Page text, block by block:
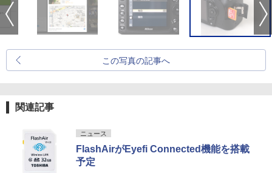
この写真の記事へ
関連記事
ニュース
FlashAirがEyefi Connected機能を搭載
予定